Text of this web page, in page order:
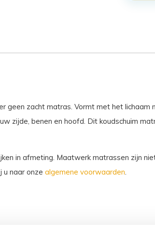
geen zacht matras. Vormt met het lichaam
zijde, benen en hoofd. Dit koudschuim
in afmeting. Maatwerk matrassen zijn
naar onze algemene voorwaarden.